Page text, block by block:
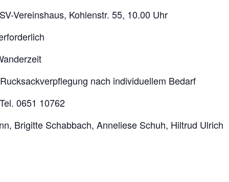
Vereinshaus, Kohlenstr. 55, 10.00 Uhr
nach individuellem Bedarf
0651 10762
Brigitte Schabbach, Anneliese Schuh, Hiltrud Ulrich